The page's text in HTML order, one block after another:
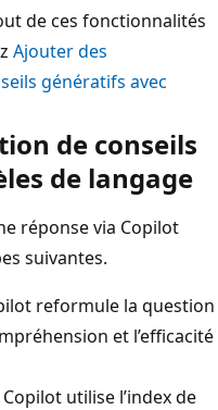
de ces fonctionnalités
Ajouter des
génératifs avec
de conseils
de langage
réponse via Copilot
suivantes.
reformule la question
et l’efficacité
Copilot utilise l’index de